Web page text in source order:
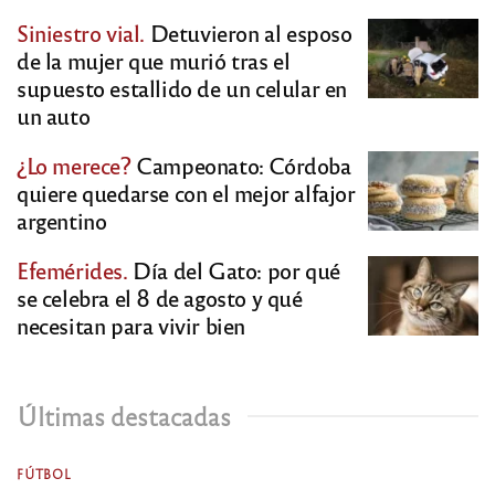
Siniestro vial. Detuvieron al esposo
de la mujer que murió tras el
supuesto estallido de un celular en
un auto
¿Lo merece?Campeonato: Córdoba
quiere quedarse con el mejor alfajor
argentino
Efemérides. Día del Gato: por qué
se celebra el 8 de agosto y qué
necesitan para vivir bien
Últimas destacadas
FÚTBOL